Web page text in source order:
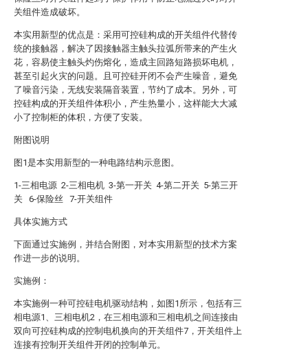
关组件造成破坏。
本实用新型的优点是：采用可控硅构成的开关组件代替传
统的接触器，解决了因接触器主触头拉弧所带来的产生火
花，容易使主触头灼伤熔化，造成主回路短路损坏电机，
甚至引起火灾的问题。且可控硅开闭不会产生噪音，避免
了噪音污染，无线安装隔音装置，节约了成本。另外，可
控硅构成的开关组件体积小，产生热量小，这样能大大减
小了控制柜的体积，方便了安装。
附图说明
图1是本实用新型的一种电路结构示意图。
1-三相电源 2-三相电机 3-第一开关 4-第二开关 5-第三开
关 6-保险丝 7-开关组件
具体实施方式
下面通过实施例，并结合附图，对本实用新型的技术方案
作进一步的说明。
实施例：
本实施例一种可控硅电机驱动结构，如图1所示，包括有三
相电源1、三相电机2，在三相电源和三相电机之间连接由
双向可控硅构成的控制电机换向的开关组件7，开关组件上
连接有控制开关组件开闭的控制单元。